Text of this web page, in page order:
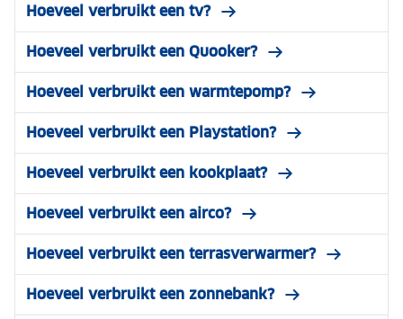
Hoeveel verbruikt een tv?
Hoeveel verbruikt een Quooker?
Hoeveel verbruikt een warmtepomp?
Hoeveel verbruikt een Playstation?
Hoeveel verbruikt een kookplaat?
Hoeveel verbruikt een airco?
Hoeveel verbruikt een terrasverwarmer?
Hoeveel verbruikt een zonnebank?